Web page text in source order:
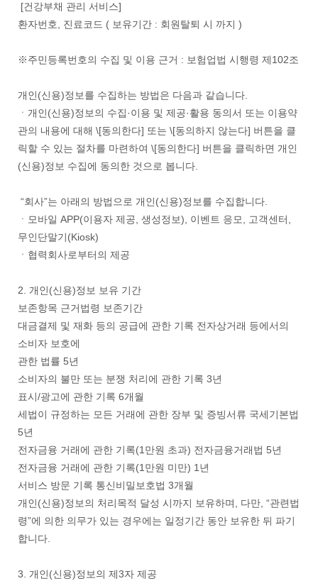
[건강부채 관리 서비스]
환자번호, 진료코드 ( 보유기간 : 회원탈퇴 시 까지 )
※주민등록번호의 수집 및 이용 근거 : 보험업법 시행령 제102조
개인(신용)정보를 수집하는 방법은 다음과 같습니다.
ㆍ개인(신용)정보의 수집·이용 및 제공·활용 동의서 또는 이용약
관의 내용에 대해 \[동의한다] 또는 \[동의하지 않는다] 버튼을 클
릭할 수 있는 절차를 마련하여 \[동의한다] 버튼을 클릭하면 개인
(신용)정보 수집에 동의한 것으로 봅니다.
“회사”는 아래의 방법으로 개인(신용)정보를 수집합니다.
ㆍ모바일 APP(이용자 제공, 생성정보), 이벤트 응모, 고객센터,
무인단말기(Kiosk)
ㆍ협력회사로부터의 제공
2. 개인(신용)정보 보유 기간
보존항목 근거법령 보존기간
대금결제 및 재화 등의 공급에 관한 기록 전자상거래 등에서의
소비자 보호에
관한 법률 5년
소비자의 불만 또는 분쟁 처리에 관한 기록 3년
표시/광고에 관한 기록 6개월
세법이 규정하는 모든 거래에 관한 장부 및 증빙서류 국세기본법
5년
전자금융 거래에 관한 기록(1만원 초과) 전자금융거래법 5년
전자금융 거래에 관한 기록(1만원 미만) 1년
서비스 방문 기록 통신비밀보호법 3개월
개인(신용)정보의 처리목적 달성 시까지 보유하며, 다만, “관련법
령”에 의한 의무가 있는 경우에는 일정기간 동안 보유한 뒤 파기
합니다.
3. 개인(신용)정보의 제3자 제공